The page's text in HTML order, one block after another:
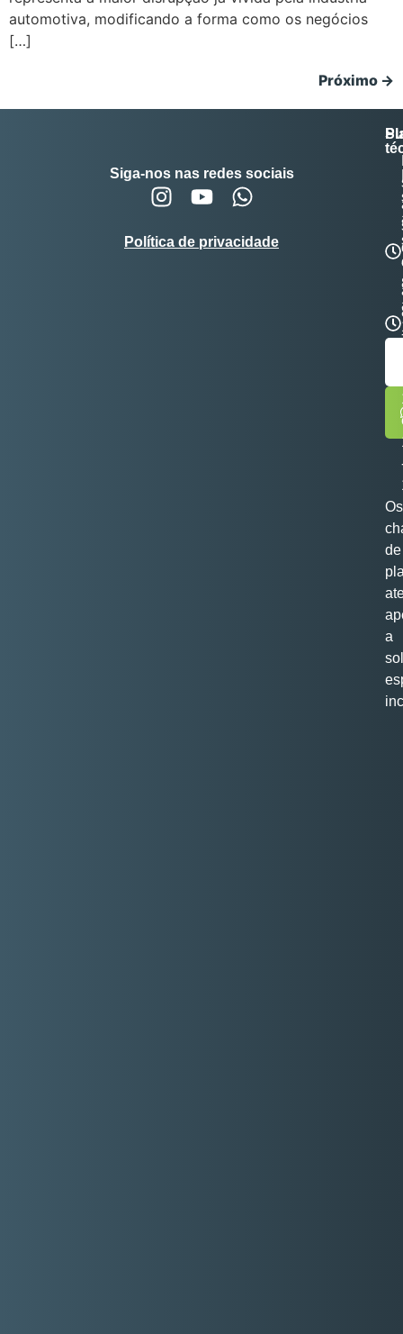
automotiva, modificando a forma como os negócios
[…]
Próximo →
Siga-nos nas redes sociais
Política de privacidade
Os
de
a